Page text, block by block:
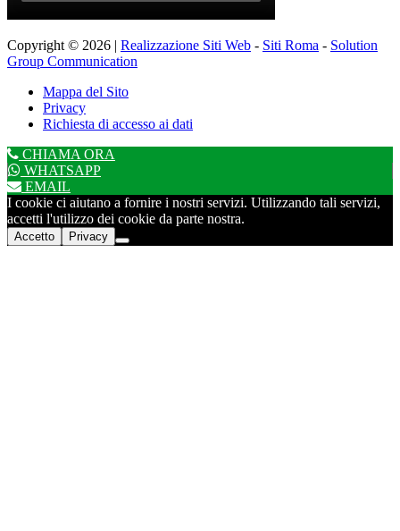
Copyright © 2026 | Realizzazione Siti Web - Siti Roma - Solution
Group Communication
Mappa del Sito
Privacy
Richiesta di accesso ai dati
CHIAMA ORA
WHATSAPP
EMAIL
I cookie ci aiutano a fornire i nostri servizi. Utilizzando tali servizi,
accetti l'utilizzo dei cookie da parte nostra.
Accetto Privacy